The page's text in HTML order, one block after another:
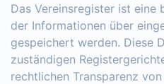
Das Vereinsregister ist eine
der Informationen über
gespeichert werden. Diese
zuständigen
rechtlichen Transparenz